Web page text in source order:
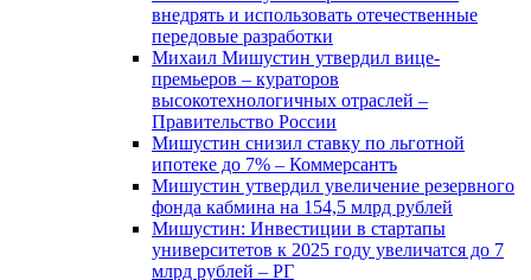
внедрять и использовать отечественные
передовые разработки
Михаил Мишустин утвердил вице-
премьеров – кураторов
высокотехнологичных отраслей –
Правительство России
Мишустин снизил ставку по льготной
ипотеке до 7% – Коммерсантъ
Мишустин утвердил увеличение резервного
фонда кабмина на 154,5 млрд рублей
Мишустин: Инвестиции в стартапы
университетов к 2025 году увеличатся до 7
млрд рублей – РГ